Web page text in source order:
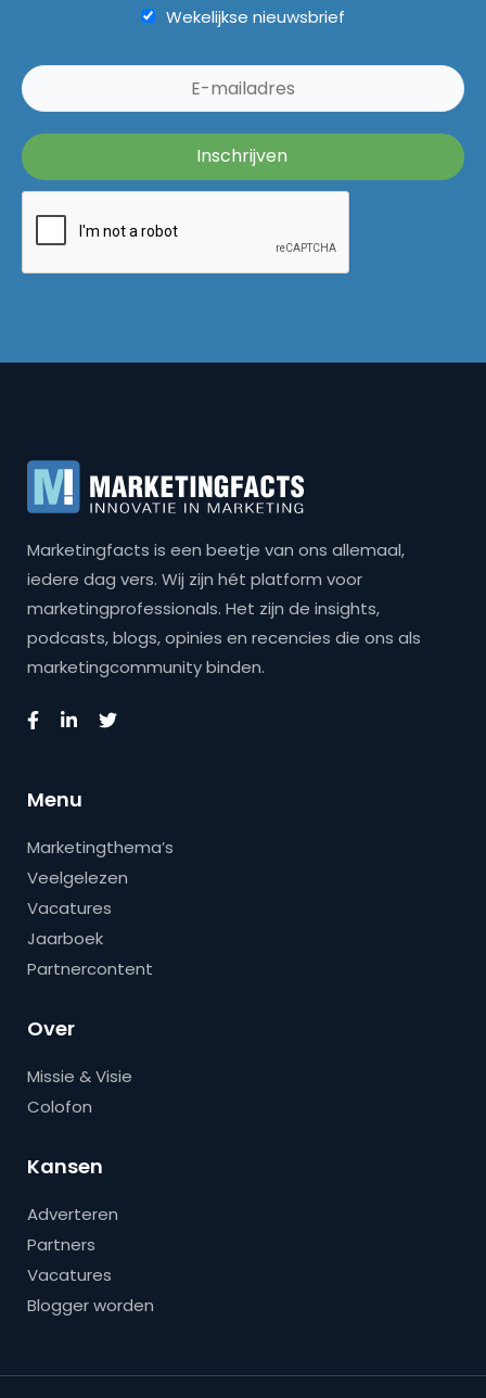
Wekelijkse nieuwsbrief
Marketingfacts is een beetje van ons allemaal,
iedere dag vers. Wij zijn hét platform voor
marketingprofessionals. Het zijn de insights,
podcasts, blogs, opinies en recencies die ons als
marketingcommunity binden.
Menu
Marketingthema’s
Veelgelezen
Vacatures
Jaarboek
Partnercontent
Over
Missie & Visie
Colofon
Kansen
Adverteren
Partners
Vacatures
Blogger worden